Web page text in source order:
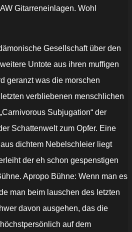
Gitarreneinlagen. Wohl
Gesellschaft über den
Untote aus ihren muffigen
geranzt was die morschen
verbliebenen menschlichen
Subjugation“ der
Schattenwelt zum Opfer. Eine
dichtem Nebelschleier liegt
der eh schon gespenstigen
Apropo Bühne: Wenn man es
man beim lauschen des letzten
davon ausgehen, das die
auf dem